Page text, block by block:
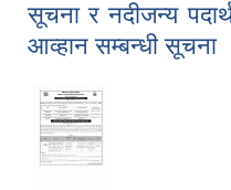
सूचना र नदीजन्य
आव्हान सम्बन्धी सूचना